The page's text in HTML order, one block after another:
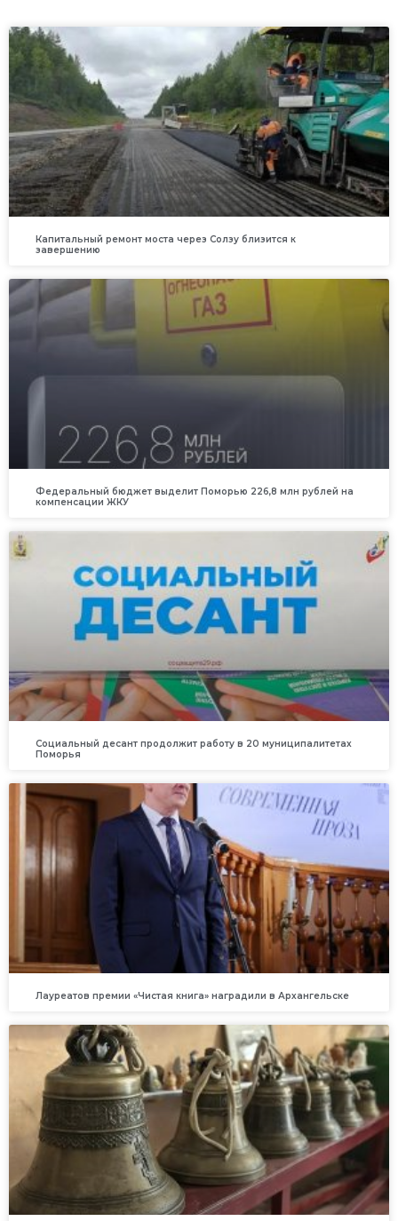
Капитальный ремонт моста через Солзу близится к
завершению
Федеральный бюджет выделит Поморью 226,8 млн рублей на
компенсации ЖКУ
Социальный десант продолжит работу в 20 муниципалитетах
Поморья
Лауреатов премии «Чистая книга» наградили в Архангельске